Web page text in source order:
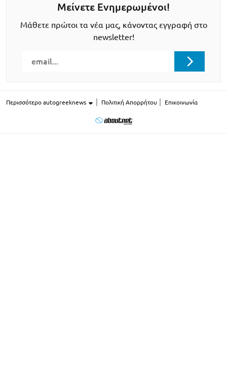
Μείνετε Ενημερωμένοι!
Μάθετε πρώτοι τα νέα μας, κάνοντας εγγραφή στο
newsletter!
Περισσότερο autogreeknews Πολιτική Απορρήτου Επικοινωνία